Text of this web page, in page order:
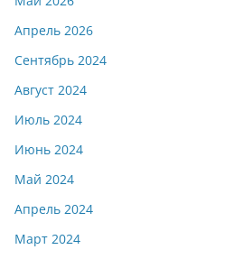
Апрель 2026
Сентябрь 2024
Август 2024
Июль 2024
Июнь 2024
Май 2024
Апрель 2024
Март 2024